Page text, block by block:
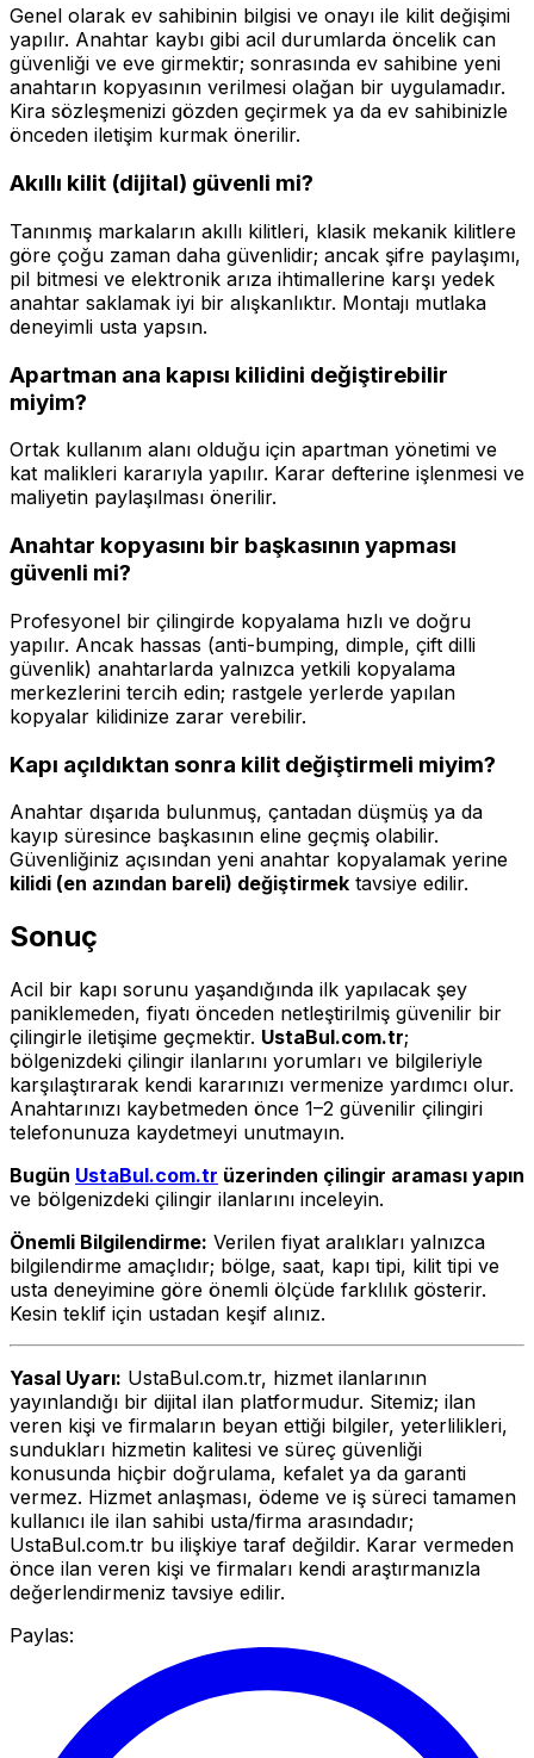
Genel olarak ev sahibinin bilgisi ve onayı ile kilit değişimi
yapılır. Anahtar kaybı gibi acil durumlarda öncelik can
güvenliği ve eve girmektir; sonrasında ev sahibine yeni
anahtarın kopyasının verilmesi olağan bir uygulamadır.
Kira sözleşmenizi gözden geçirmek ya da ev sahibinizle
önceden iletişim kurmak önerilir.
Akıllı kilit (dijital) güvenli mi?
Tanınmış markaların akıllı kilitleri, klasik mekanik kilitlere
göre çoğu zaman daha güvenlidir; ancak şifre paylaşımı,
pil bitmesi ve elektronik arıza ihtimallerine karşı yedek
anahtar saklamak iyi bir alışkanlıktır. Montajı mutlaka
deneyimli usta yapsın.
Apartman ana kapısı kilidini değiştirebilir
miyim?
Ortak kullanım alanı olduğu için apartman yönetimi ve
kat malikleri kararıyla yapılır. Karar defterine işlenmesi ve
maliyetin paylaşılması önerilir.
Anahtar kopyasını bir başkasının yapması
güvenli mi?
Profesyonel bir çilingirde kopyalama hızlı ve doğru
yapılır. Ancak hassas (anti-bumping, dimple, çift dilli
güvenlik) anahtarlarda yalnızca yetkili kopyalama
merkezlerini tercih edin; rastgele yerlerde yapılan
kopyalar kilidinize zarar verebilir.
Kapı açıldıktan sonra kilit değiştirmeli miyim?
Anahtar dışarıda bulunmuş, çantadan düşmüş ya da
kayıp süresince başkasının eline geçmiş olabilir.
Güvenliğiniz açısından yeni anahtar kopyalamak yerine
kilidi (en azından bareli) değiştirmek tavsiye edilir.
Sonuç
Acil bir kapı sorunu yaşandığında ilk yapılacak şey
paniklemeden, fiyatı önceden netleştirilmiş güvenilir bir
çilingirle iletişime geçmektir. UstaBul.com.tr;
bölgenizdeki çilingir ilanlarını yorumları ve bilgileriyle
karşılaştırarak kendi kararınızı vermenize yardımcı olur.
Anahtarınızı kaybetmeden önce 1–2 güvenilir çilingiri
telefonunuza kaydetmeyi unutmayın.
Bugün UstaBul.com.tr üzerinden çilingir araması yapın
ve bölgenizdeki çilingir ilanlarını inceleyin.
Önemli Bilgilendirme: Verilen fiyat aralıkları yalnızca
bilgilendirme amaçlıdır; bölge, saat, kapı tipi, kilit tipi ve
usta deneyimine göre önemli ölçüde farklılık gösterir.
Kesin teklif için ustadan keşif alınız.
Yasal Uyarı: UstaBul.com.tr, hizmet ilanlarının
yayınlandığı bir dijital ilan platformudur. Sitemiz; ilan
veren kişi ve firmaların beyan ettiği bilgiler, yeterlilikleri,
sundukları hizmetin kalitesi ve süreç güvenliği
konusunda hiçbir doğrulama, kefalet ya da garanti
vermez. Hizmet anlaşması, ödeme ve iş süreci tamamen
kullanıcı ile ilan sahibi usta/firma arasındadır;
UstaBul.com.tr bu ilişkiye taraf değildir. Karar vermeden
önce ilan veren kişi ve firmaları kendi araştırmanızla
değerlendirmeniz tavsiye edilir.
Paylas: